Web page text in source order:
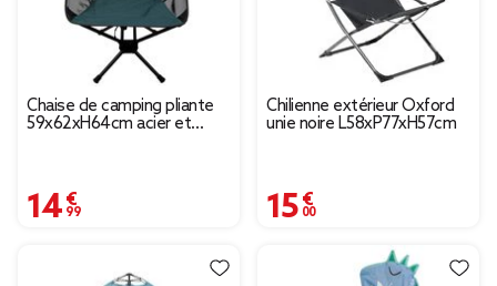
Chaise de camping pliante
59x62xH64cm acier et
14,99 €
Chilienne extérieur Oxford
unie noire L58xP77xH57cm
15,00 €